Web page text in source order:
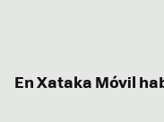
En Xataka Móvil